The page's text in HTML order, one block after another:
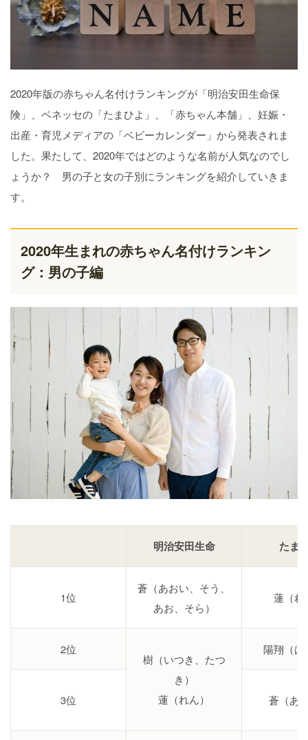
2020年版の赤ちゃん名付けランキングが「明治安田生命保
険」、ベネッセの「たまひよ」、「赤ちゃん本舗」、妊娠・
出産・育児メディアの「ベビーカレンダー」から発表されま
した。果たして、2020年ではどのような名前が人気なのでし
ょうか？ 男の子と女の子別にランキングを紹介していきま
す。
2020年生まれの赤ちゃん名付けランキン
グ：男の子編
明治安田生命 たま
1位
蒼（あおい、そう、
あお、そら）
蓮（れ
2位
樹（いつき、たつ
き）
蓮（れん）
陽翔（は
3位 蒼（あ